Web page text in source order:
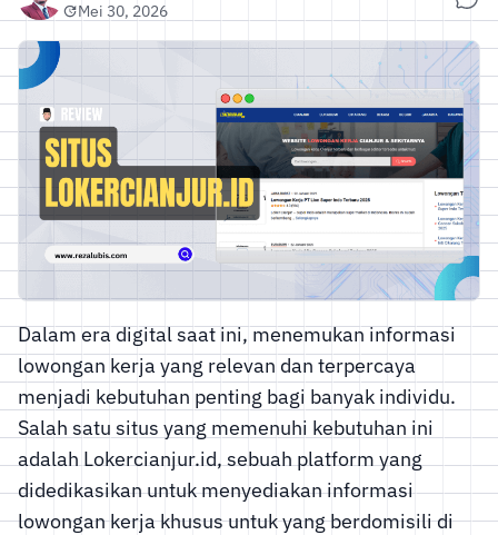
Mei 30, 2026
Dalam era digital saat ini, menemukan informasi
lowongan kerja yang relevan dan terpercaya
menjadi kebutuhan penting bagi banyak individu.
Salah satu situs yang memenuhi kebutuhan ini
adalah Lokercianjur.id, sebuah platform yang
didedikasikan untuk menyediakan informasi
lowongan kerja khusus untuk yang berdomisili di